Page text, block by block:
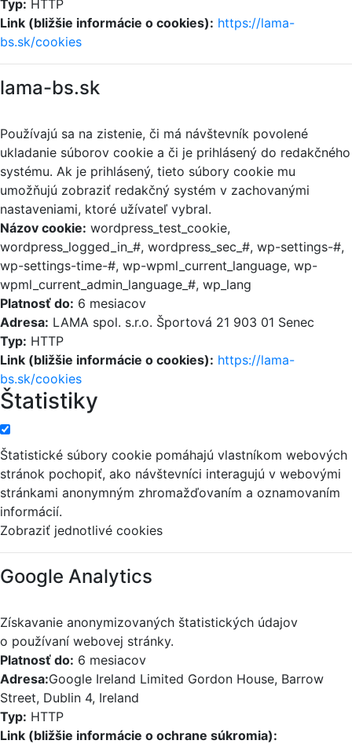
Typ: HTTP
Link (bližšie informácie o cookies): https://lama-
bs.sk/cookies
lama-bs.sk
Používajú sa na zistenie, či má návštevník povolené
ukladanie súborov cookie a či je prihlásený do redakčného
systému. Ak je prihlásený, tieto súbory cookie mu
umožňujú zobraziť redakčný systém v zachovanými
nastaveniami, ktoré užívateľ vybral.
Názov cookie: wordpress_test_cookie,
wordpress_logged_in_#, wordpress_sec_#, wp-settings-#,
wp-settings-time-#, wp-wpml_current_language, wp-
wpml_current_admin_language_#, wp_lang
Platnosť do: 6 mesiacov
Adresa: LAMA spol. s.r.o. Športová 21 903 01 Senec
Typ: HTTP
Link (bližšie informácie o cookies): https://lama-
bs.sk/cookies
Štatistiky
Štatistické súbory cookie pomáhajú vlastníkom webových
stránok pochopiť, ako návštevníci interagujú v webovými
stránkami anonymným zhromažďovaním a oznamovaním
informácií.
Zobraziť jednotlivé cookies
Google Analytics
Získavanie anonymizovaných štatistických údajov
o používaní webovej stránky.
Platnosť do: 6 mesiacov
Adresa:Google Ireland Limited Gordon House, Barrow
Street, Dublin 4, Ireland
Typ: HTTP
Link (bližšie informácie o ochrane súkromia):